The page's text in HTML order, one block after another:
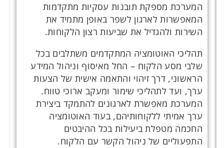
המערכת מספקת תובנות עסקיות מתקדמות
המאפשרות לארגון לשפר באופן מתמיד את
השירות ולהגדיל את שביעות רצון הלקוחות.
תהליכי האוטומציה המתקדמים משתלבים בכל
שלבי מסע הלקוח – החל מאיסוף וניהול המידע
הראשוני, דרך זיהוי והתאמה אישית של הצעות
ערך, ועד לתהליכי שימור ומעקב ארוכי טווח.
המערכת מאפשרת לארגונים להתמקד ביצירת
ערך אמיתי ללקוחותיהם, בעוד האוטומציה
החכמה מטפלת ביעילות בכל ההיבטים
התפעוליים של ניהול הקשר עם הלקוח.